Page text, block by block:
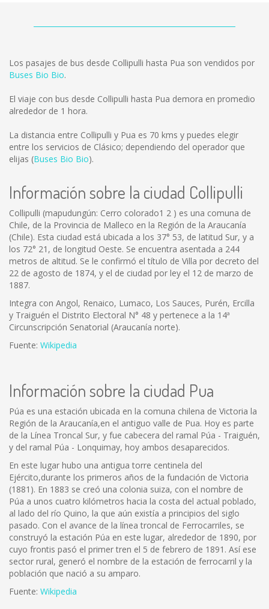
Los pasajes de bus desde Collipulli hasta Pua son vendidos por
Buses Bio Bio.
El viaje con bus desde Collipulli hasta Pua demora en promedio
alrededor de 1 hora.
La distancia entre Collipulli y Pua es 70 kms y puedes elegir
entre los servicios de Clásico; dependiendo del operador que
elijas (Buses Bio Bio).
Información sobre la ciudad Collipulli
Collipulli (mapudungún: Cerro colorado1 2 ) es una comuna de
Chile, de la Provincia de Malleco en la Región de la Araucanía
(Chile). Esta ciudad está ubicada a los 37° 53, de latitud Sur, y a
los 72° 21, de longitud Oeste. Se encuentra asentada a 244
metros de altitud. Se le confirmó el título de Villa por decreto del
22 de agosto de 1874, y el de ciudad por ley el 12 de marzo de
1887.
Integra con Angol, Renaico, Lumaco, Los Sauces, Purén, Ercilla
y Traiguén el Distrito Electoral N° 48 y pertenece a la 14ª
Circunscripción Senatorial (Araucanía norte).
Fuente: Wikipedia
Información sobre la ciudad Pua
Púa es una estación ubicada en la comuna chilena de Victoria la
Región de la Araucanía,en el antiguo valle de Pua. Hoy es parte
de la Línea Troncal Sur, y fue cabecera del ramal Púa - Traiguén,
y del ramal Púa - Lonquimay, hoy ambos desaparecidos.
En este lugar hubo una antigua torre centinela del
Ejército,durante los primeros años de la fundación de Victoria
(1881). En 1883 se creó una colonia suiza, con el nombre de
Púa a unos cuatro kilómetros hacia la costa del actual poblado,
al lado del río Quino, la que aún existía a principios del siglo
pasado. Con el avance de la línea troncal de Ferrocarriles, se
construyó la estación Púa en este lugar, alrededor de 1890, por
cuyo frontis pasó el primer tren el 5 de febrero de 1891. Así ese
sector rural, generó el nombre de la estación de ferrocarril y la
población que nació a su amparo.
Fuente: Wikipedia